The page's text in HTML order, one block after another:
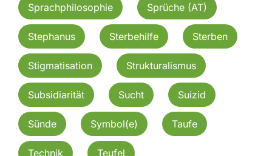
Sprachphilosophie Sprüche (AT)
Stephanus Sterbehilfe Sterben
Stigmatisation Strukturalismus
Subsidiarität Sucht Suizid
Sünde Symbol(e) Taufe
Technik Teufel